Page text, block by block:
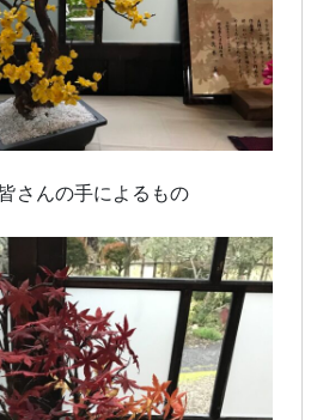
さんの手によるもの